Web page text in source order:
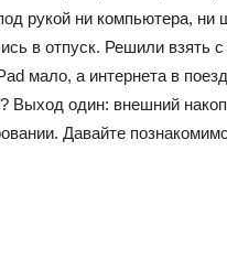
рукой ни компьютера,
в отпуск. Решили взять
мало, а интернета в
Выход один: внешний
Давайте